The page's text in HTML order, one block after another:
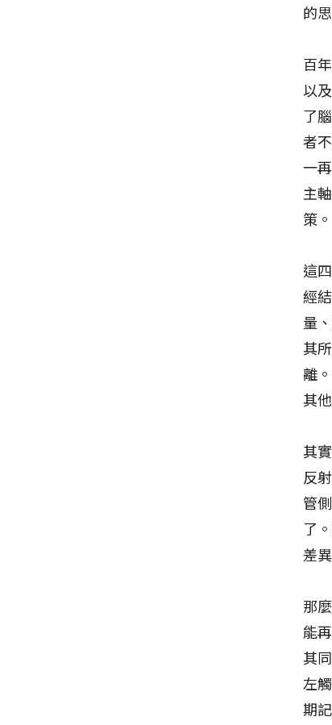
的
百
以
了
者
一
主
策。
這
經
量
其
離
其
其
反
管
了
差
那
能
其
左
期